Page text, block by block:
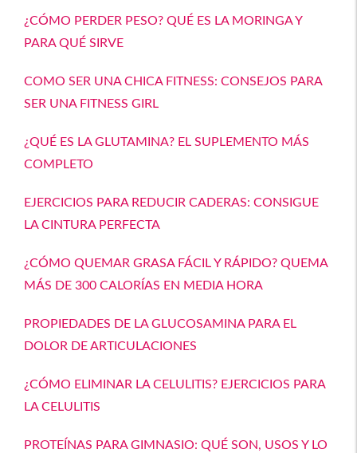
¿CÓMO PERDER PESO? QUÉ ES LA MORINGA Y
PARA QUÉ SIRVE
COMO SER UNA CHICA FITNESS: CONSEJOS PARA
SER UNA FITNESS GIRL
¿QUÉ ES LA GLUTAMINA? EL SUPLEMENTO MÁS
COMPLETO
EJERCICIOS PARA REDUCIR CADERAS: CONSIGUE
LA CINTURA PERFECTA
¿CÓMO QUEMAR GRASA FÁCIL Y RÁPIDO? QUEMA
MÁS DE 300 CALORÍAS EN MEDIA HORA
PROPIEDADES DE LA GLUCOSAMINA PARA EL
DOLOR DE ARTICULACIONES
¿CÓMO ELIMINAR LA CELULITIS? EJERCICIOS PARA
LA CELULITIS
PROTEÍNAS PARA GIMNASIO: QUÉ SON, USOS Y LO